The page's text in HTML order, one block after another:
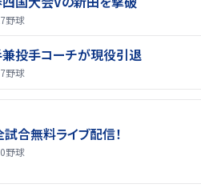
野球
投手コーチが現役引退
野球
合無料ライブ配信！
野球